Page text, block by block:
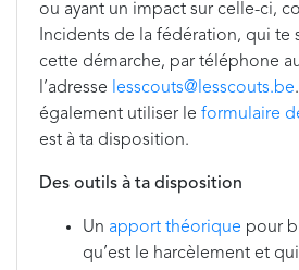
ou ayant un impact sur celle-ci,
Incidents de la fédération, qui te
cette démarche, par téléphone
l’adresse
lesscouts@lesscouts.be
également utiliser le formulaire
est à ta disposition.
Des outils à ta disposition
Un apport théorique pour
qu’est le harcèlement et